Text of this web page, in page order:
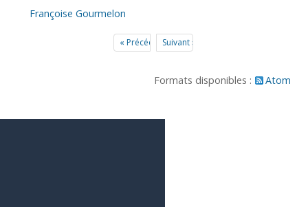
Françoise Gourmelon
« PrécédentSuivant »
Formats disponibles : Atom